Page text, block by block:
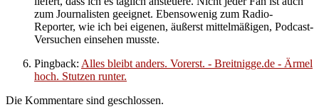
zum Journalisten geeignet. Ebensowenig zum Radio-
Reporter, wie ich bei eigenen, äußerst mittelmäßigen, Podcast-
Versuchen einsehen musste.
Pingback: Alles bleibt anders. Vorerst. - Breitnigge.de - Ärmel
hoch. Stutzen runter.
Die Kommentare sind geschlossen.